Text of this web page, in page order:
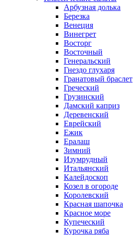
Арбузная долька
Березка
Венеция
Винегрет
Восторг
Восточный
Генеральский
Гнездо глухаря
Гранатовый браслет
Греческий
Грузинский
Дамский каприз
Деревенский
Еврейский
Ежик
Ералаш
Зимний
Изумрудный
Итальянский
Калейдоскоп
Козел в огороде
Королевский
Красная шапочка
Красное море
Купеческий
Курочка ряба